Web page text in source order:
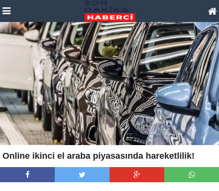
Online ikinci el araba piyasasında hareketlilik!